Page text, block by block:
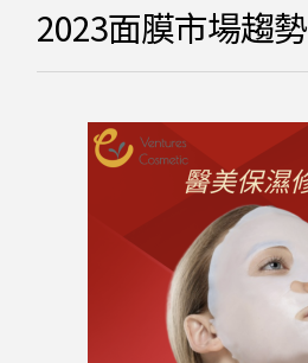
2023面膜市場趨勢